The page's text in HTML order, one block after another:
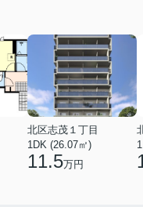
北区志茂１丁目
1DK (26.07㎡)
11.5万円